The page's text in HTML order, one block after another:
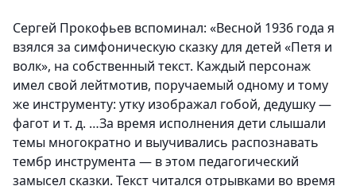
Сергей Прокофьев вспоминал: «Весной 1936 года я
взялся за симфоническую сказку для детей «Петя и
волк», на собственный текст. Каждый персонаж
имел свой лейтмотив, поручаемый одному и тому
же инструменту: утку изображал гобой, дедушку —
фагот и т. д. …За время исполнения дети слышали
темы многократно и выучивались распознавать
тембр инструмента — в этом педагогический
замысел сказки. Текст читался отрывками во время